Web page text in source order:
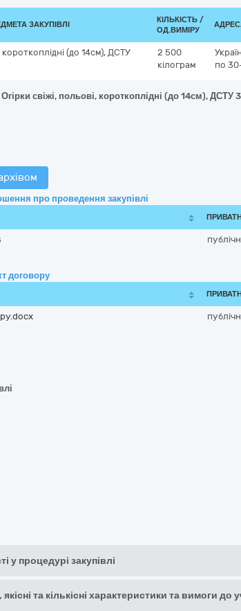
ЗАКУПІВЛІ
КІЛЬКІСТЬ /
ОД.ВИМІРУ
короткоплідні (до 14см), ДСТУ
2 500
кілограм
по
свіжі, польові, короткоплідні (до 14см), ДСТУ
про проведення закупівлі
договору
у процедурі закупівлі
якісні та кількісні характеристики та вимоги до